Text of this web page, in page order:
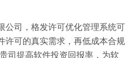
公司，格发许可优化管理系统可
许可的真实需求，再低成本合规
司提高软件投资回报率，为软